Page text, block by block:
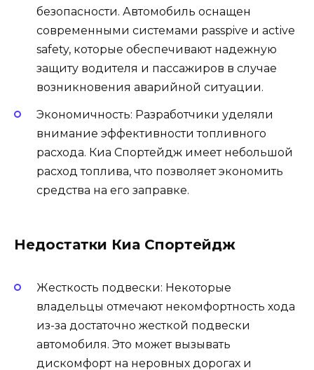
безопасности. Автомобиль оснащен
современными системами passpive и active
safety, которые обеспечивают надежную
защиту водителя и пассажиров в случае
возникновения аварийной ситуации.
Экономичность: Разработчики уделяли
внимание эффективности топливного
расхода. Киа Спортейдж имеет небольшой
расход топлива, что позволяет экономить
средства на его заправке.
Недостатки Киа Спортейдж
Жесткость подвески: Некоторые
владельцы отмечают некомфортность хода
из-за достаточно жесткой подвески
автомобиля. Это может вызывать
дискомфорт на неровных дорогах и